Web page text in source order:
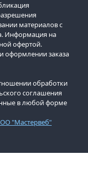
материалов с
Информация на
офертой.
оформлении заказа
обработки
соглашения
в любой форме
"Мастервеб"